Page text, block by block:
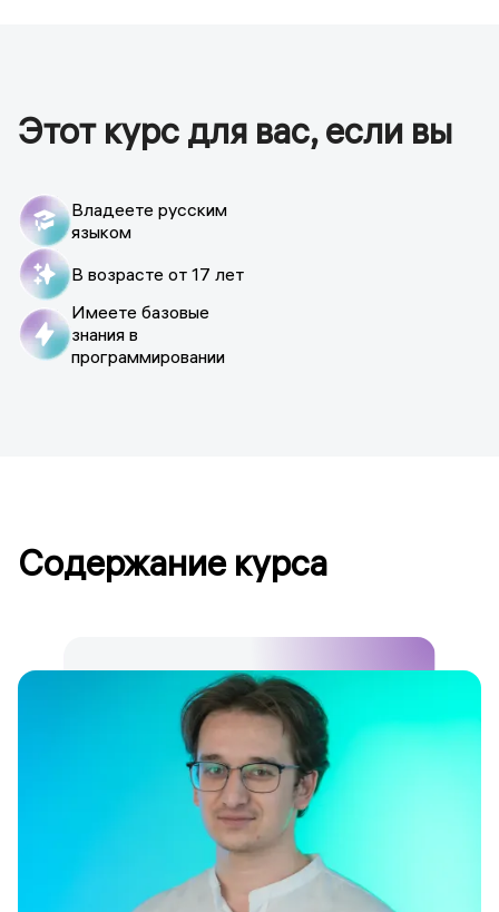
Этот курс для вас, если вы
Владеете русским
языком
В возрасте от 17 лет
Имеете базовые
знания в
программировании
Содержание курса